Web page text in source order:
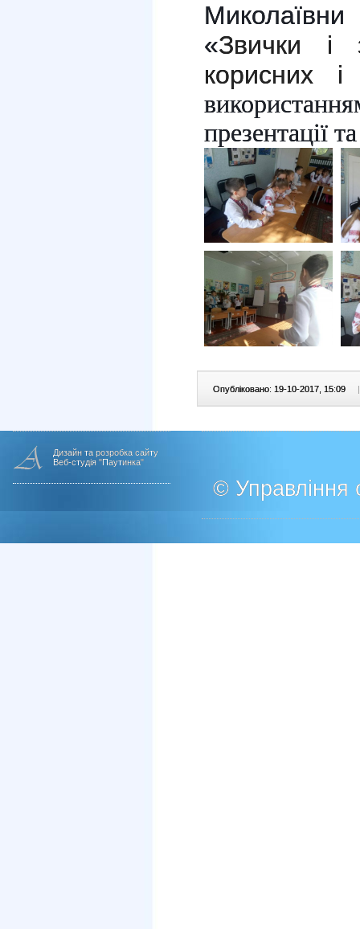
«Звички і
корисних і
презентації
Опубліковано: 19-10-2017, 15:09 |
Дизайн та розробка сайту
Веб-студія "Паутинка"
© Управління